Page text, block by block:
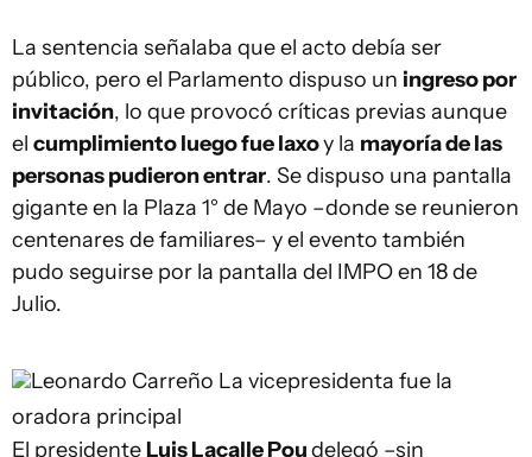
La sentencia señalaba que el acto debía ser
público, pero el Parlamento dispuso un ingreso por
invitación, lo que provocó críticas previas aunque
el cumplimiento luego fue laxoy la mayoría de las
personas pudieron entrar. Se dispuso una pantalla
gigante en la Plaza 1° de Mayo –donde se reunieron
centenares de familiares– y el evento también
pudo seguirse por la pantalla del IMPO en 18 de
Julio.
Leonardo Carreño La vicepresidenta fue la
oradora principal
El presidente Luis Lacalle Poudelegó –sin